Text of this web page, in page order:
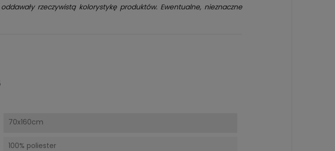
rzeczywistą kolorystykę produktów. Ewentualne, nieznaczne
70x160cm
100% poliester